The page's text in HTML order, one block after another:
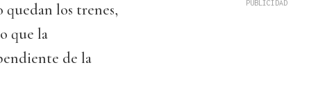
quedan los trenes,
que la
de la